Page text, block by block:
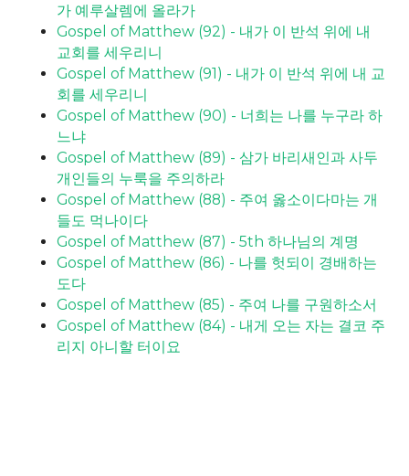
가 예루살렘에 올라가
Gospel of Matthew (92) - 내가 이 반석 위에 내
교회를 세우리니
Gospel of Matthew (91) - 내가 이 반석 위에 내 교
회를 세우리니
Gospel of Matthew (90) - 너희는 나를 누구라 하
느냐
Gospel of Matthew (89) - 삼가 바리새인과 사두
개인들의 누룩을 주의하라
Gospel of Matthew (88) - 주여 옳소이다마는 개
들도 먹나이다
Gospel of Matthew (87) - 5th 하나님의 계명
Gospel of Matthew (86) - 나를 헛되이 경배하는
도다
Gospel of Matthew (85) - 주여 나를 구원하소서
Gospel of Matthew (84) - 내게 오는 자는 결코 주
리지 아니할 터이요